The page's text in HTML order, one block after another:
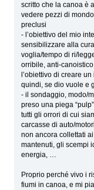
scritto che la canoa è
vedere pezzi di
preclusi
- l’obiettivo del mio
sensibilizzare alla
voglia/tempo di ri/
orribile, anti-
l’obiettivo di creare
quindi, se dio vuole e
- il sondaggio, modo/
preso una piega
tutti gli orrori di cui
carcasse di auto/
non ancora collettati
mantenuti, gli scempi
energia, …
Proprio perché vivo i
fiumi in canoa, e mi